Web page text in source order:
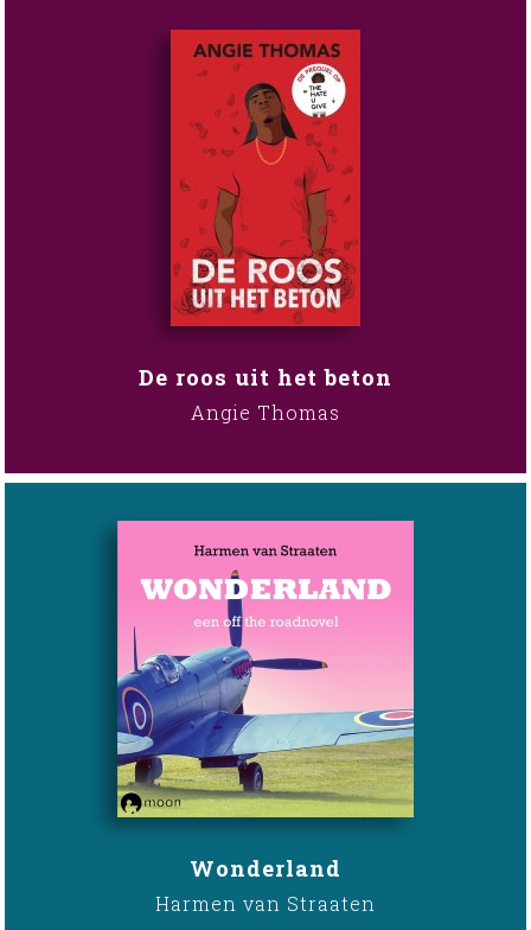
De roos uit het beton
Angie Thomas
Wonderland
Harmen van Straaten